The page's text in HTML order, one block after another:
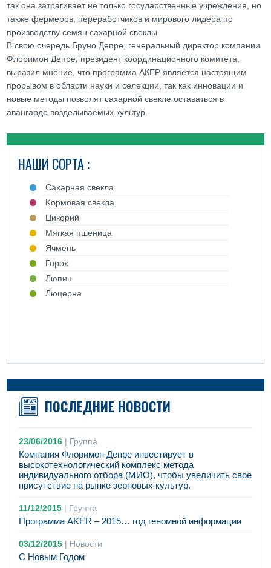
так она затрагивает не только государственные учреждения, но
также фермеров, переработчиков и мирового лидера по
производству семян сахарной свеклы.
В свою очередь Бруно Депре, генеральный директор компании
Флоримон Депре, президент координационного комитета,
выразил мнение, что программа АКЕР является настоящим
прорывом в области науки и селекции, так как инновации и
новые методы позволят сахарной свекле оставаться в
авангарде возделываемых культур.
НАШИ СОРТА :
Cахарная свекла
Kормовая свекла
Цикорий
Mягкая пшеница
Ячмень
Горох
Люпин
Люцерна
ПОСЛЕДНИЕ НОВОСТИ
23/06/2016 | Группа
Компания Флоримон Депре инвестирует в
высокотехнологический комплекс метода
индивидуального отбора (МИО), чтобы увеличить свое
присутствие на рынке зерновых культур.
11/12/2015 | Группа
Программа AKER – 2015… год геномной информации
03/12/2015 | Новости
С Новым Годом